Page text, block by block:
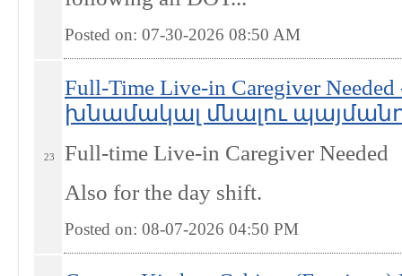
Posted on: 07-30-2026 08:50 AM
23
Full-Time Live-in Caregiver
խնամակալ մնալու պայմանով
Full-time Live-in Caregiver Needed
Also for the day shift.
Posted on: 08-07-2026 04:50 PM